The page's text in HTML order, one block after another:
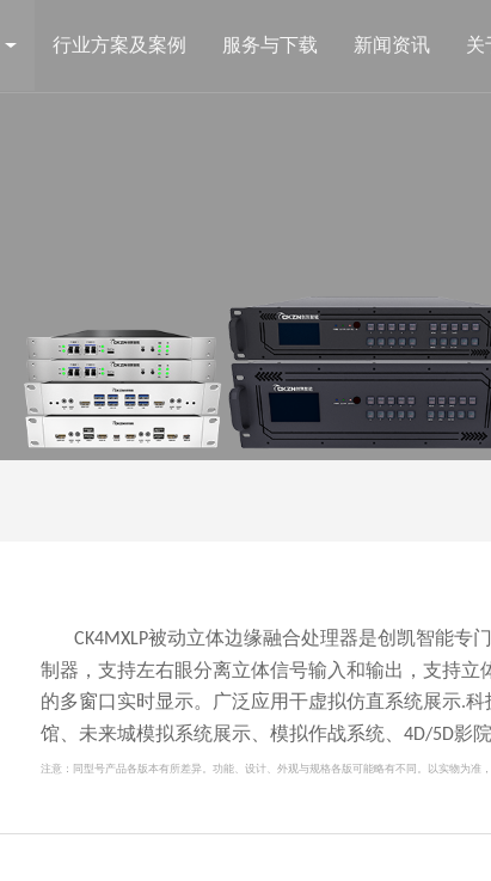
Brin-UMAX 4K超高清融合处理器
CK4MX超大分辨率多窗口融合处理器
CK4MXLA 主动立体融合处理器
CK4MXLP 被动立体融合处理器
HDBeast网络传输器
CK-UMC 4K
CKMC高清
320×320光
电网监测类
输电线路在线监测系统
AI产品类
分布式AI行
行业方案及案例 服务与下载 新闻资讯 关
CK4MXLP被动立体边缘融合处理器是创凯智能专
制器，支持左右眼分离立体信号输入和输出，支持
的多窗口实时显示。广泛应用干虚拟仿直系统展示.科
馆、未来城模拟系统展示、模拟作战系统、4D/5D影
注意： 同型号产品各版本有所差异。功能、设计、外观与规格各版可能略有不同。以实物为准